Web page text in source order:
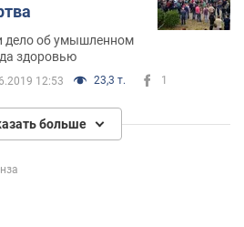
дело об умышленном
здоровью
12:53 23,3 т. 1
больше